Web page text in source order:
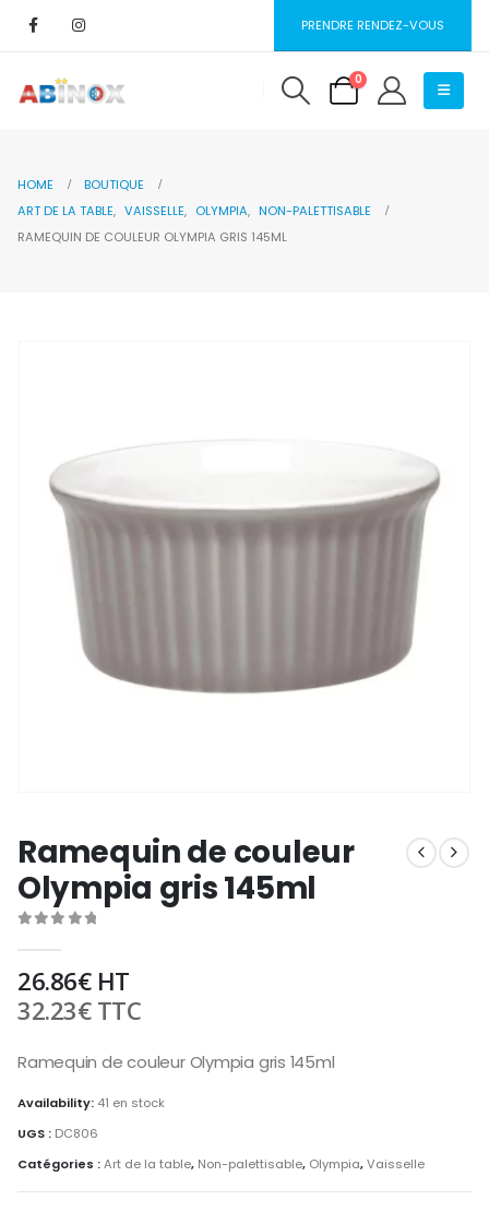
PRENDRE RENDEZ-VOUS
0
HOME
BOUTIQUE
ART DE LA TABLE, VAISSELLE, OLYMPIA, NON-PALETTISABLE
RAMEQUIN DE COULEUR OLYMPIA GRIS 145ML
Ramequin de couleur
Olympia gris 145ml
26.86€HT
32.23€TTC
Ramequin de couleur Olympia gris 145ml
Availability: 41 en stock
UGS : DC806
Catégories :Art de la table, Non-palettisable, Olympia,Vaisselle